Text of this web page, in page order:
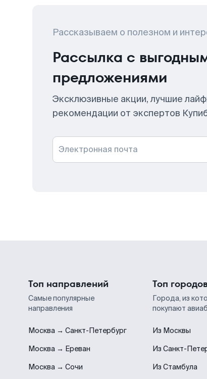
Рассказываем о полезном и
Рассылка с
предложениями
Эксклюзивные акции, лучшие
рекомендации от экспертов
Электронная почта
Топ направлений
Самые популярные
направления
Москва → Санкт-Петербург
Москва → Ереван
Москва → Сочи
Топ
Города, из
покупают
Из Москвы
Из Санкт-
Из Стамбула